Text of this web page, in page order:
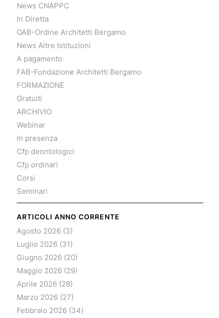
News CNAPPC
In Diretta
OAB-Ordine Architetti Bergamo
News Altre Istituzioni
A pagamento
FAB-Fondazione Architetti Bergamo
FORMAZIONE
Gratuiti
ARCHIVIO
Webinar
In presenza
Cfp deontologici
Cfp ordinari
Corsi
Seminari
ARTICOLI ANNO CORRENTE
Agosto 2026(3)
Luglio 2026(31)
Giugno 2026(20)
Maggio 2026(29)
Aprile 2026(28)
Marzo 2026(27)
Febbraio 2026(34)